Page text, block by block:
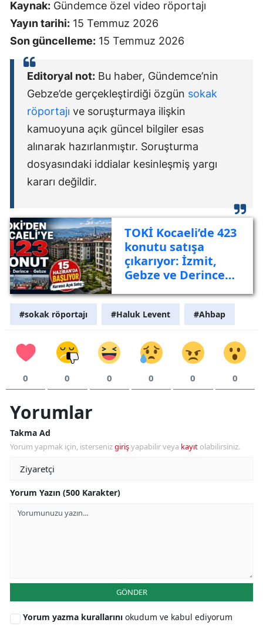
Kaynak: Gündemce özel video röportajı
Yayın tarihi: 15 Temmuz 2026
Son güncelleme: 15 Temmuz 2026
Editoryal not: Bu haber, Gündemce’nin
Gebze’de gerçekleştirdiği özgün sokak
röportajı ve soruşturmaya ilişkin
kamuoyuna açık güncel bilgiler esas
alınarak hazırlanmıştır. Soruşturma
dosyasındaki iddialar kesinleşmiş yargı
kararı değildir.
TOKİ Kocaeli’de 423
konutu satışa
çıkarıyor: İzmit,
Gebze ve Derince
#sokak röportajı #Haluk Levent #Ahbap
0 0 0 0 0 0
Yorumlar
Takma Ad
Yorum yapmak için, istersenizgirişyapabilir veya kayıt olabilirsiniz.
Yorum Yazın (500 Karakter)
GÖNDER
Yorum yazma kurallarını okudum ve kabul ediyorum